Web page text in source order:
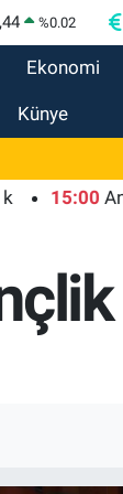
%0.02
Ekonomi
Künye
Antalya